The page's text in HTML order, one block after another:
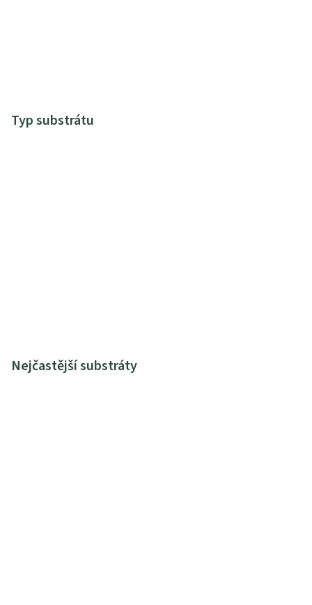
Typ substrátu
Nejčastější substráty